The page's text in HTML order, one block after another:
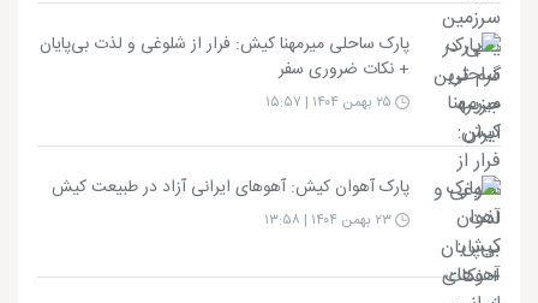
پارک ساحلی میرمهنا کیش: فرار از شلوغی و لذت بی‌پایان
+ نکات ضروری سفر
پارک آهوان کیش: آهوهای ایرانی آزاد در طبیعت کیش